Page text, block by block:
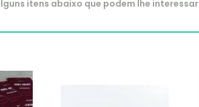
itens abaixo que podem lhe